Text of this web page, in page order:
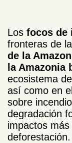
Los focos de
fronteras de
de la
la Amazonia
ecosistema
así como en
sobre
degradación
impactos
deforestación.